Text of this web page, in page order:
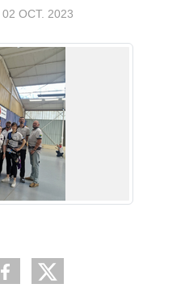
02 OCT. 2023